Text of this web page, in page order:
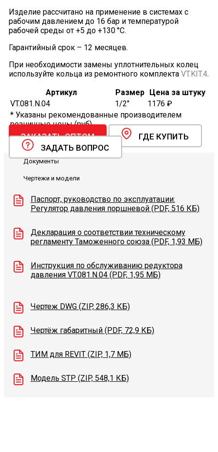
Изделие рассчитано на применение в системах с
рабочим давлением до 16 бар и температурой
рабочей среды от +5 до +130 °С.
Гарантийный срок – 12 месяцев.
При необходимости замены уплотнительных колец
используйте кольца из ремонтного комплекта VT.KIT.4.
Артикул
Размер Цена за штуку
VT.081.N.04
1/2"
1176 ₽
* Указаны рекомендованные производителем
розничные цены (руб).
ЗАКАЗАТЬ ОПТОМ
ГДЕ КУПИТЬ
ЗАДАТЬ ВОПРОС
Документы
Чертежи и модели
Паспорт, руководство по эксплуатации:
Регулятор давления поршневой (PDF, 516 КБ)
Декларация о соответствии техническому
регламенту Таможенного союза (PDF, 1,93 МБ)
Инструкция по обслуживанию редуктора
давления VT.081.N.04 (PDF, 1,95 МБ)
Чертеж DWG (ZIP, 286,3 КБ)
Чертёж габаритный (PDF, 72,9 КБ)
ТИМ для REVIT (ZIP, 1,7 МБ)
Модель STP (ZIP, 548,1 КБ)